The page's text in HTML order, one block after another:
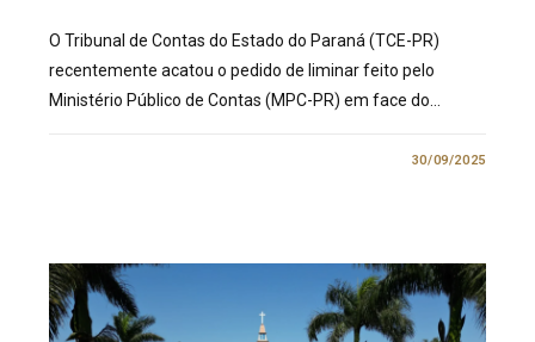
O Tribunal de Contas do Estado do Paraná (TCE-PR)
recentemente acatou o pedido de liminar feito pelo
Ministério Público de Contas (MPC-PR) em face do…
30/09/2025